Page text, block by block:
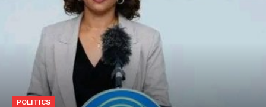
POLITICS